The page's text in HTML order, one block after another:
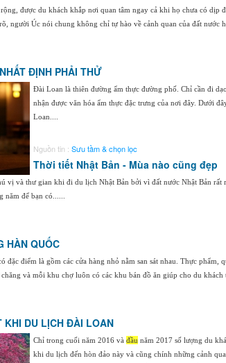
được du khách khắp nơi quan tâm ngay cả khi họ chưa có dịp
người Úc nói chung không chỉ tự hào về cảnh quan của đất nước
ĐỊNH PHẢI THỬ
Đài Loan là thiên đường ẩm thực đường phố. Chỉ cần đi
nhận được văn hóa ẩm thực đặc trưng của nơi đây. Dưới
Loan....
Nguồn tin : Sưu tầm & chọn lọc
Thời tiết Nhật Bản - Mùa nào cũng đẹp
vị và thư gian khi đi du lịch Nhật Bản bởi vì đất nước Nhật Bản
để bạn có......
HÀN QUỐC
đặc điểm là gồm các cửa hàng nhỏ nằm san sát nhau. Thực phẩm,
và mỗi khu chợ luôn có các khu bán đồ ăn giúp cho du khách
KHI DU LỊCH ĐÀI LOAN
Chỉ trong cuối năm 2016 và đầu năm 2017 số lượng du
khi du lịch đến hòn đảo này và cũng chính những cảnh